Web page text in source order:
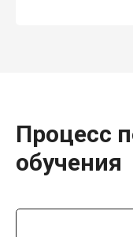
Процесс
обучения